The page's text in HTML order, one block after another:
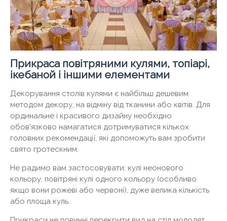
Прикраса повітряними кулями, топіарі,
ікебаной і іншими елементами
Декорування столів кулями є найбільш дешевим
методом декору, на відміну від тканини або квітів. Для
ординальне і красивого дизайну необхідно
обов'язково намагатися дотримуватися кількох
головних рекомендації, які допоможуть вам зробити
свято гротескним.
Не радимо вам застосовувати: кулі неонового
кольору, повітряні кулі одного кольору (особливо
якщо вони рожеві або червоні), дуже велика кількість
або площа куль.